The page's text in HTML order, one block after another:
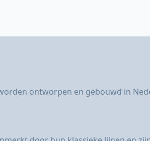
ontworpen en gebouwd in